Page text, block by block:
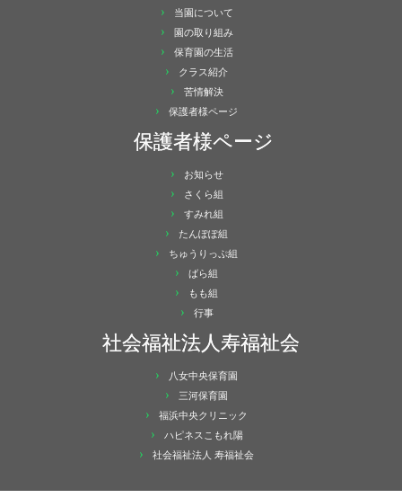
当園について
園の取り組み
保育園の生活
クラス紹介
苦情解決
保護者様ページ
保護者様ページ
お知らせ
さくら組
すみれ組
たんぽぽ組
ちゅうりっぷ組
ばら組
もも組
行事
社会福祉法人寿福祉会
八女中央保育園
三河保育園
福浜中央クリニック
ハピネスこもれ陽
社会福祉法人 寿福祉会